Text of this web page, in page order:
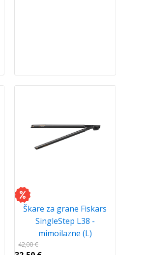
Škare za grane Fiskars
SingleStep L38 -
mimoilazne (L)
42,00€